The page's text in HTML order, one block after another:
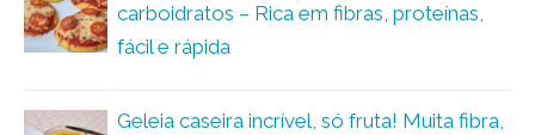
carboidratos – Rica em fibras, proteínas,
fácil e rápida
Geleia caseira incrível, só fruta! Muita fibra,